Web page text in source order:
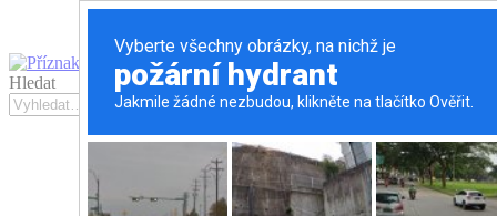
Hledat
Hledat